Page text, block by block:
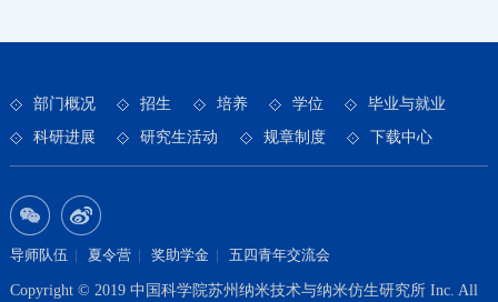
部门概况 招生 培养 学位
毕业与就业
科研进展
研究生活动 规章制度 下载中心
导师队伍 | 夏令营 | 奖助学金 | 五四青年交流会
Copyright © 2019 中国科学院苏州纳米技术与纳米仿生研究所 Inc. All